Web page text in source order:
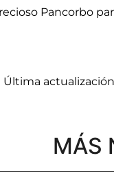
Pancorbo
Última
MÁS